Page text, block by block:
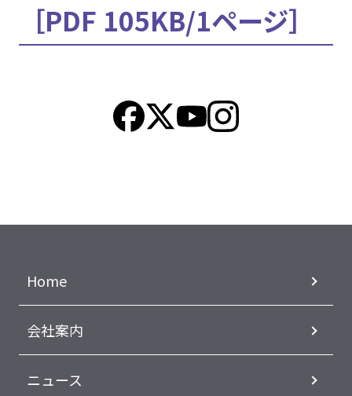
［PDF 105KB/1ページ］
Home
会社案内
ニュース